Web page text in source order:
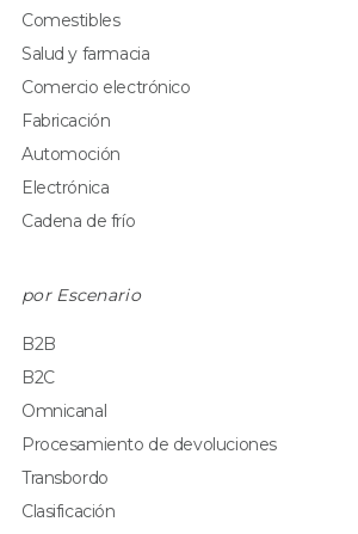
Comestibles
Salud y farmacia
Comercio electrónico
Fabricación
Automoción
Electrónica
Cadena de frío
por Escenario
B2B
B2C
Omnicanal
Procesamiento de devoluciones
Transbordo
Clasificación